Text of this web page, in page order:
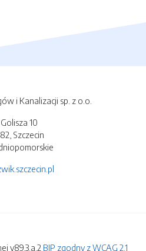
i Kanalizacji sp. z o.o.
10
Szczecin
v89.3.a.2 BIP zgodny z WCAG 2.1